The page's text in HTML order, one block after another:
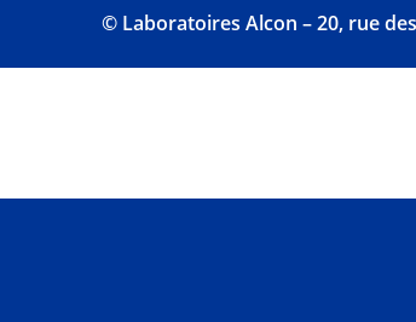
© Laboratoires Alcon – 20, rue des